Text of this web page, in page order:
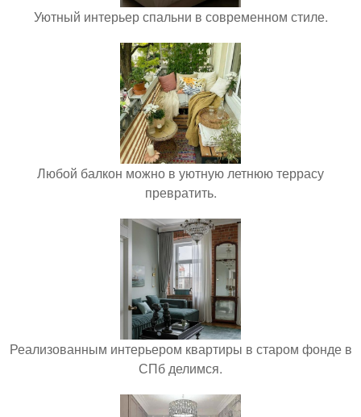
Уютный интерьер спальни в современном стиле.
Любой балкон можно в уютную летнюю террасу
превратить.
Реализованным интерьером квартиры в старом фонде в
СПб делимся.